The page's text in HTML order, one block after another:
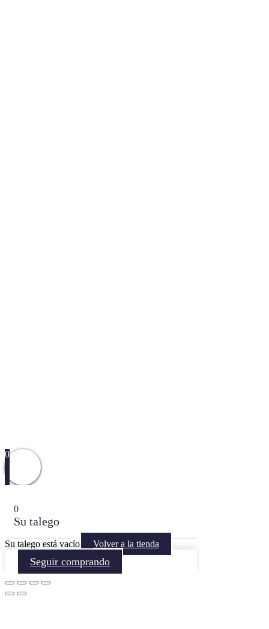
0
0
Su talego
Su talego está vacío Volver a la tienda
Seguir comprando